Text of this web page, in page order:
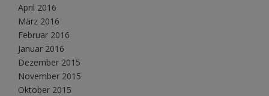
April 2016
März 2016
Februar 2016
Januar 2016
Dezember 2015
November 2015
Oktober 2015